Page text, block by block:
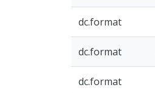
dc.format
dc.format
dc.format